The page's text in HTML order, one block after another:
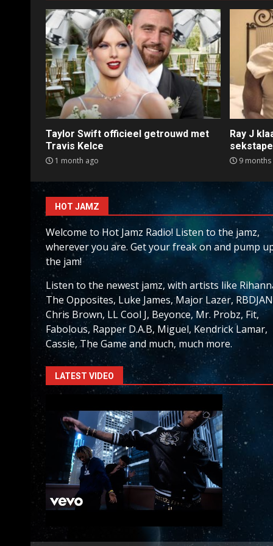
Taylor Swift officieel getrouwd met
Travis Kelce
1 month ago
Ray J
sekstape
9 months
HOT JAMZ
Welcome to Hot Jamz Radio! Listen to the jamz,
wherever you are. Get your freak on and pump
the jam!
Listen to the newest jamz, with artists like
The Opposites, Luke James, Major Lazer,
Chris Brown, LL Cool J, Beyonce, Mr. Probz, Fit,
Fabolous, Rapper D.A.B, Miguel, Kendrick Lamar,
Cassie, The Game and much, much more.
LATEST VIDEO